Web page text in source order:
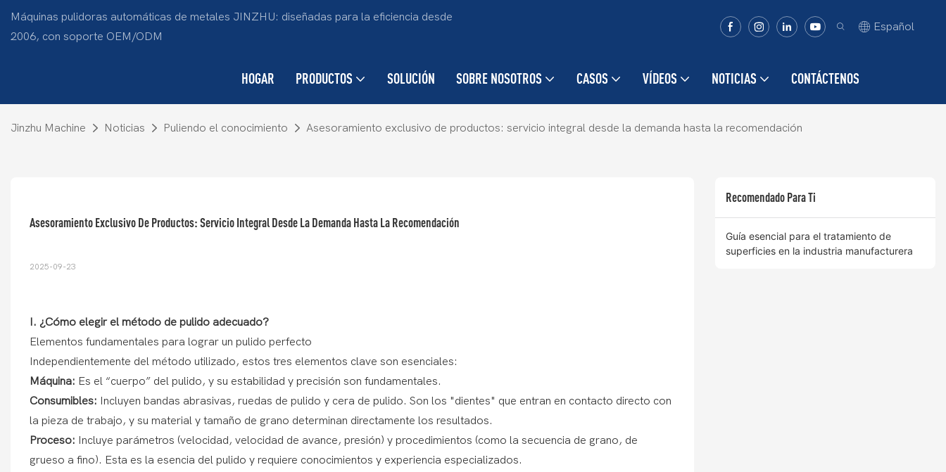
Máquinas pulidoras automáticas de metales JINZHU: diseñadas para la eficiencia desde
2006, con soporte OEM/ODM
Español
HOGAR PRODUCTOS SOLUCIÓN SOBRE NOSOTROS CASOS VÍDEOS NOTICIAS CONTÁCTENOS
Jinzhu Machine Noticias Puliendo el conocimiento Asesoramiento exclusivo de productos: servicio integral desde la demanda hasta la recomendación
Asesoramiento Exclusivo De Productos: Servicio Integral Desde La Demanda Hasta La Recomendación
2025-09-23
I. ¿Cómo elegir el método de pulido adecuado?
Elementos fundamentales para lograr un pulido perfecto
Independientemente del método utilizado, estos tres elementos clave son esenciales:
Máquina: Es el “cuerpo” del pulido, y su estabilidad y precisión son fundamentales.
Consumibles: Incluyen bandas abrasivas, ruedas de pulido y cera de pulido. Son los "dientes" que entran en contacto directo con
la pieza de trabajo, y su material y tamaño de grano determinan directamente los resultados.
Proceso: Incluye parámetros (velocidad, velocidad de avance, presión) y procedimientos (como la secuencia de grano, de
grueso a fino). Esta es la esencia del pulido y requiere conocimientos y experiencia especializados.
Recomendado Para Ti
Guía esencial para el tratamiento de
superficies en la industria manufacturera